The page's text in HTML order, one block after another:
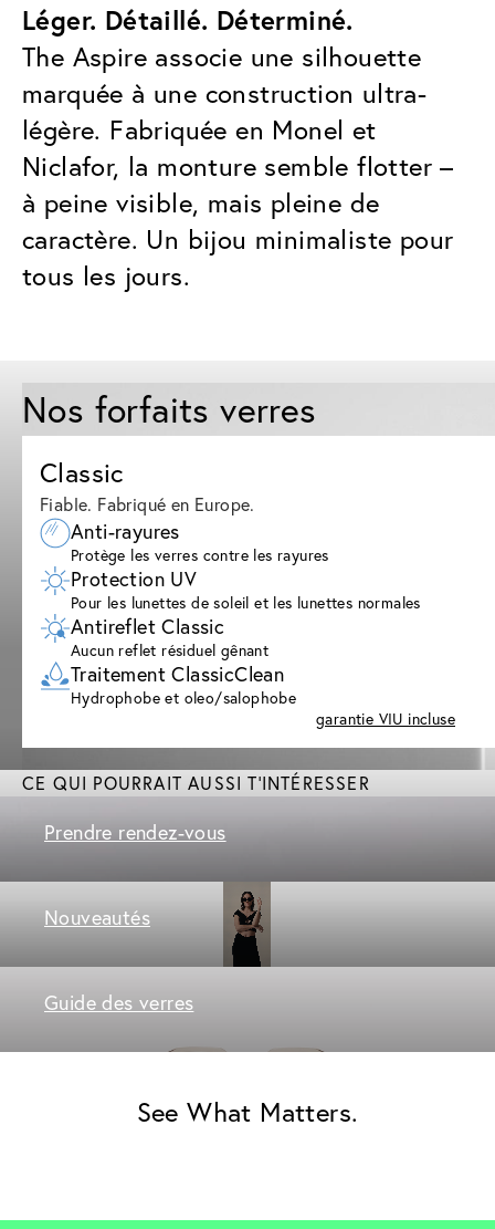
Léger. Détaillé. Déterminé.
The Aspire associe une silhouette
marquée à une construction ultra-
légère. Fabriquée en Monel et
Niclafor, la monture semble flotter –
à peine visible, mais pleine de
caractère. Un bijou minimaliste pour
tous les jours.
Nos forfaits verres
Classic
Fiable. Fabriqué en Europe.
Anti-rayures
Protège les verres contre les rayures
Protection UV
Pour les lunettes de soleil et les lunettes normales
Antireflet Classic
Aucun reflet résiduel gênant
Traitement ClassicClean
Hydrophobe et oleo/salophobe
garantie VIU incluse
CE QUI POURRAIT AUSSI T'INTÉRESSER
Prendre rendez-vous
Nouveautés
Guide des verres
See What Matters.